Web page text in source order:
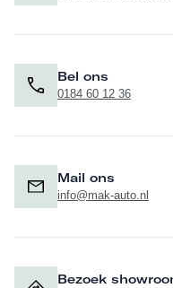
Bel ons
0184 60 12 36
Mail ons
info@mak-auto.nl
Bezoek